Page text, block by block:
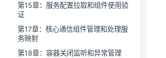
第15章：服务配置拉取和组件使用验
证
第17章：核心通信组件管理和处理服
务映射
第18章：容器关闭监听和异常管理